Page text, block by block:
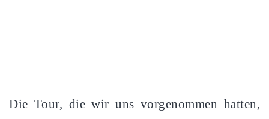
Die Tour, die wir uns vorgenommen hatten,